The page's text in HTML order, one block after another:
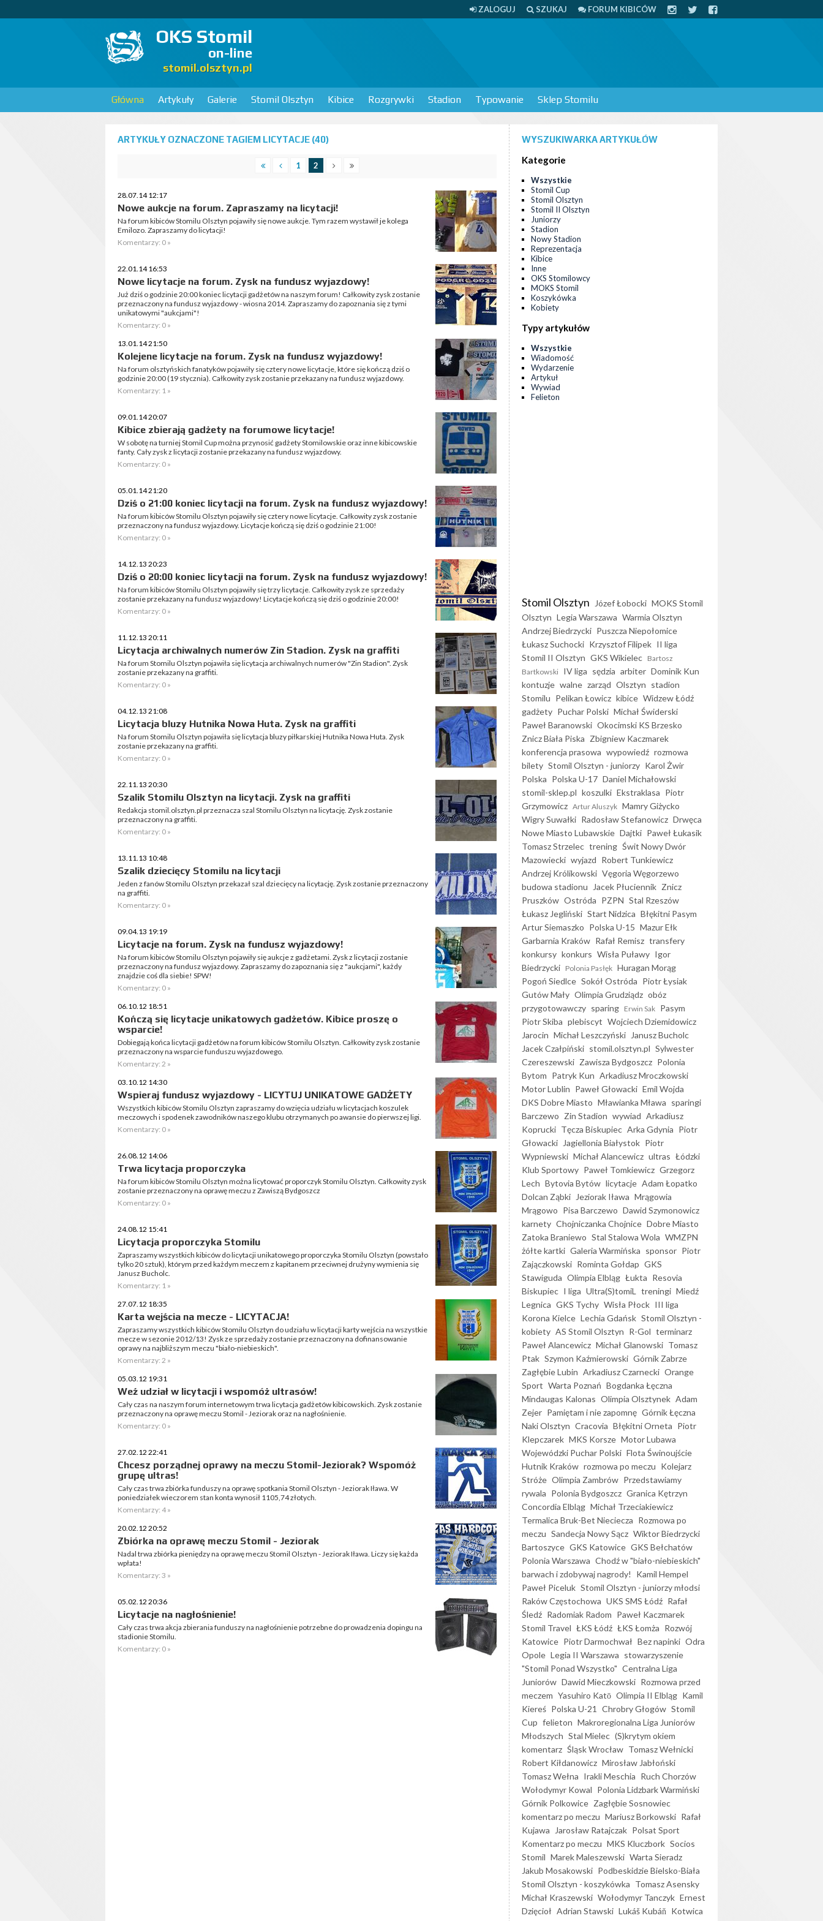
ZALOGUJ SZUKAJ FORUM KIBICÓW
OKS Stomil
on-line
stomil.olsztyn.pl
Główna Artykuły Galerie Stomil Olsztyn Kibice Rozgrywki Stadion Typowanie Sklep Stomilu
ARTYKUŁY OZNACZONE TAGIEM LICYTACJE (40)
1 2
28.07.14 12:17
Nowe aukcje na forum. Zapraszamy na licytacji!
Na forum kibiców Stomilu Olsztyn pojawiły się nowe aukcje. Tym razem wystawił je kolega
Emilozo. Zapraszamy do licytacji!
Komentarzy: 0 »
22.01.14 16:53
Nowe licytacje na forum. Zysk na fundusz wyjazdowy!
Już dziś o godzinie 20:00 koniec licytacji gadżetów na naszym forum! Całkowity zysk zostanie
przeznaczony na fundusz wyjazdowy - wiosna 2014. Zapraszamy do zapoznania się z tymi
unikatowymi "aukcjami"!
Komentarzy: 0 »
13.01.14 21:50
Kolejene licytacje na forum. Zysk na fundusz wyjazdowy!
Na forum olsztyńskich fanatyków pojawiły się cztery nowe licytacje, które się kończą dziś o
godzinie 20:00 (19 stycznia). Całkowity zysk zostanie przekazany na fundusz wyjazdowy.
Komentarzy: 1 »
09.01.14 20:07
Kibice zbierają gadżety na forumowe licytacje!
W sobotę na turniej Stomil Cup można przynosić gadżety Stomilowskie oraz inne kibicowskie
fanty. Cały zysk z licytacji zostanie przekazany na fundusz wyjazdowy.
Komentarzy: 0 »
05.01.14 21:20
Dziś o 21:00 koniec licytacji na forum. Zysk na fundusz wyjazdowy!
Na forum kibiców Stomilu Olsztyn pojawiły się cztery nowe licytacje. Całkowity zysk zostanie
przeznaczony na fundusz wyjazdowy. Licytacje kończą się dziś o godzinie 21:00!
Komentarzy: 0 »
14.12.13 20:23
Dziś o 20:00 koniec licytacji na forum. Zysk na fundusz wyjazdowy!
Na forum kibiców Stomilu Olsztyn pojawiły się trzy licytacje. Całkowity zysk ze sprzedaży
zostanie przekazany na fundusz wyjazdowy! Licytacje kończą się dziś o godzinie 20:00!
Komentarzy: 0 »
11.12.13 20:11
Licytacja archiwalnych numerów Zin Stadion. Zysk na graffiti
Na forum Stomilu Olsztyn pojawiła się licytacja archiwalnych numerów "Zin Stadion". Zysk
zostanie przekazany na graffiti.
Komentarzy: 0 »
04.12.13 21:08
Licytacja bluzy Hutnika Nowa Huta. Zysk na graffiti
Na forum Stomilu Olsztyn pojawiła się licytacja bluzy piłkarskiej Hutnika Nowa Huta. Zysk
zostanie przekazany na graffiti.
Komentarzy: 0 »
22.11.13 20:30
Szalik Stomilu Olsztyn na licytacji. Zysk na graffiti
Redakcja stomil.olsztyn.pl przeznacza szal Stomilu Olsztyn na licytację. Zysk zostanie
przeznaczony na graffiti.
Komentarzy: 0 »
13.11.13 10:48
Szalik dziecięcy Stomilu na licytacji
Jeden z fanów Stomilu Olsztyn przekazał szal dziecięcy na licytację. Zysk zostanie przeznaczony
na graffiti.
Komentarzy: 0 »
09.04.13 19:19
Licytacje na forum. Zysk na fundusz wyjazdowy!
Na forum kibiców Stomilu Olsztyn pojawiły się aukcje z gadżetami. Zysk z licytacji zostanie
przeznaczony na fundusz wyjazdowy. Zapraszamy do zapoznania się z "aukcjami", każdy
znajdzie coś dla siebie! SPW!
Komentarzy: 0 »
06.10.12 18:51
Kończą się licytacje unikatowych gadżetów. Kibice proszę o
wsparcie!
Dobiegają końca licytacji gadżetów na forum kibiców Stomilu Olsztyn. Całkowity zysk zostanie
przeznaczony na wsparcie funduszu wyjazdowego.
Komentarzy: 2 »
03.10.12 14:30
Wspieraj fundusz wyjazdowy - LICYTUJ UNIKATOWE GADŻETY
Wszystkich kibiców Stomilu Olsztyn zapraszamy do wzięcia udziału w licytacjach koszulek
meczowych i spodenek zawodników naszego klubu otrzymanych po awansie do pierwszej ligi.
Komentarzy: 0 »
26.08.12 14:06
Trwa licytacja proporczyka
Na forum kibiców Stomilu Olsztyn można licytować proporczyk Stomilu Olsztyn. Całkowity zysk
zostanie przeznaczony na oprawę meczu z Zawiszą Bydgoszcz
Komentarzy: 0 »
24.08.12 15:41
Licytacja proporczyka Stomilu
Zapraszamy wszystkich kibiców do licytacji unikatowego proporczyka Stomilu Olsztyn (powstało
tylko 20 sztuk), którym przed każdym meczem z kapitanem przeciwnej drużyny wymienia się
Janusz Bucholc.
Komentarzy: 1 »
27.07.12 18:35
Karta wejścia na mecze - LICYTACJA!
Zapraszamy wszystkich kibiców Stomilu Olsztyn do udziału w licytacji karty wejścia na wszystkie
mecze w sezonie 2012/13! Zysk ze sprzedaży zostanie przeznaczony na dofinansowanie
oprawy na najbliższym meczu "biało-niebieskich".
Komentarzy: 2 »
05.03.12 19:31
Weź udział w licytacji i wspomóż ultrasów!
Cały czas na naszym forum internetowym trwa licytacja gadżetów kibicowskich. Zysk zostanie
przeznaczony na oprawę meczu Stomil - Jeziorak oraz na nagłośnienie.
Komentarzy: 0 »
27.02.12 22:41
Chcesz porządnej oprawy na meczu Stomil-Jeziorak? Wspomóż
grupę ultras!
Cały czas trwa zbiórka funduszy na oprawę spotkania Stomil Olsztyn - Jeziorak Iława. W
poniedziałek wieczorem stan konta wynosił 1105,74 złotych.
Komentarzy: 4 »
20.02.12 20:52
Zbiórka na oprawę meczu Stomil - Jeziorak
Nadal trwa zbiórka pieniędzy na oprawę meczu Stomil Olsztyn - Jeziorak Iława. Liczy się każda
wpłata!
Komentarzy: 3 »
05.02.12 20:36
Licytacje na nagłośnienie!
Cały czas trwa akcja zbierania funduszy na nagłośnienie potrzebne do prowadzenia dopingu na
stadionie Stomilu.
Komentarzy: 0 »
WYSZUKIWARKA ARTYKUŁÓW
Kategorie
Wszystkie
Stomil Cup
Stomil Olsztyn
Stomil II Olsztyn
Juniorzy
Stadion
Nowy Stadion
Reprezentacja
Kibice
Inne
OKS Stomilowcy
MOKS Stomil
Koszykówka
Kobiety
Typy artykułów
Wszystkie
Wiadomość
Wydarzenie
Artykuł
Wywiad
Felieton
Stomil Olsztyn Józef Łobocki MOKS Stomil
Olsztyn Legia Warszawa Warmia Olsztyn
Andrzej Biedrzycki Puszcza Niepołomice
Łukasz Suchocki Krzysztof Filipek II liga
Stomil II Olsztyn GKS Wikielec Bartosz
Bartkowski IV liga sędzia arbiter Dominik Kun
kontuzje walne zarząd Olsztyn stadion
Stomilu Pelikan Łowicz kibice Widzew Łódź
gadżety Puchar Polski Michał Świderski
Paweł Baranowski Okocimski KS Brzesko
Znicz Biała Piska Zbigniew Kaczmarek
konferencja prasowa wypowiedź rozmowa
bilety Stomil Olsztyn - juniorzy Karol Żwir
Polska Polska U-17 Daniel Michałowski
stomil-sklep.pl koszulki Ekstraklasa Piotr
Grzymowicz Artur Aluszyk Mamry Giżycko
Wigry Suwałki Radosław Stefanowicz Drwęca
Nowe Miasto Lubawskie Dajtki Paweł Łukasik
Tomasz Strzelec trening Świt Nowy Dwór
Mazowiecki wyjazd Robert Tunkiewicz
Andrzej Królikowski Vęgoria Węgorzewo
budowa stadionu
Jacek Płuciennik Znicz
Pruszków Ostróda PZPN Stal Rzeszów
Łukasz Jegliński Start Nidzica Błękitni Pasym
Artur Siemaszko Polska U-15 Mazur Ełk
Garbarnia Kraków Rafał Remisz transfery
konkursy konkurs Wisła Puławy Igor
Biedrzycki Polonia Pasłęk Huragan Morąg
Pogoń Siedlce Sokół Ostróda Piotr Łysiak
Gutów Mały Olimpia Grudziądz obóz
przygotowawczy sparing Erwin Sak Pasym
Piotr Skiba plebiscyt Wojciech Dziemidowicz
Jarocin Michał Leszczyński
Janusz Bucholc
Jacek Czałpiński stomil.olsztyn.pl Sylwester
Czereszewski Zawisza Bydgoszcz Polonia
Bytom Patryk Kun Arkadiusz Mroczkowski
Motor Lublin Paweł Głowacki Emil Wojda
DKS Dobre Miasto Mławianka Mława sparingi
Barczewo Zin Stadion wywiad Arkadiusz
Koprucki Tęcza Biskupiec Arka Gdynia Piotr
Głowacki
Jagiellonia Białystok Piotr
Wypniewski Michał Alancewicz ultras Łódzki
Klub Sportowy Paweł Tomkiewicz Grzegorz
Lech Bytovia Bytów licytacje Adam Łopatko
Dolcan Ząbki
Jeziorak Iława Mrągowia
Mrągowo Pisa Barczewo Dawid Szymonowicz
karnety Chojniczanka Chojnice Dobre Miasto
Zatoka Braniewo Stal Stalowa Wola WMZPN
żółte kartki Galeria Warmińska sponsor Piotr
Zajączkowski Rominta Gołdap GKS
Stawiguda Olimpia Elbląg Łukta Resovia
Biskupiec I liga Ultra(S)tomiL treningi Miedź
Legnica GKS Tychy Wisła Płock III liga
Korona Kielce Lechia Gdańsk Stomil Olsztyn -
kobiety AS Stomil Olsztyn R-Gol terminarz
Paweł Alancewicz Michał Glanowski Tomasz
Ptak Szymon Kaźmierowski Górnik Zabrze
Zagłębie Lubin Arkadiusz Czarnecki Orange
Sport Warta Poznań Bogdanka Łęczna
Mindaugas Kalonas Olimpia Olsztynek Adam
Zejer Pamiętam i nie zapomnę Górnik Łęczna
Naki Olsztyn Cracovia Błękitni Orneta Piotr
Klepczarek MKS Korsze Motor Lubawa
Wojewódzki Puchar Polski Flota Świnoujście
Hutnik Kraków rozmowa po meczu Kolejarz
Stróże Olimpia Zambrów Przedstawiamy
rywala Polonia Bydgoszcz Granica Kętrzyn
Concordia Elbląg Michał Trzeciakiewicz
Termalica Bruk-Bet Nieciecza Rozmowa po
meczu Sandecja Nowy Sącz Wiktor Biedrzycki
Bartoszyce GKS Katowice GKS Bełchatów
Polonia Warszawa Chodź w "biało-niebieskich"
barwach i zdobywaj nagrody!
Kamil Hempel
Paweł Piceluk Stomil Olsztyn - juniorzy młodsi
Raków Częstochowa UKS SMS Łódź Rafał
Śledź Radomiak Radom Paweł Kaczmarek
Stomil Travel ŁKS Łódź ŁKS Łomża Rozwój
Katowice Piotr Darmochwał Bez napinki Odra
Opole Legia II Warszawa stowarzyszenie
"Stomil Ponad Wszystko" Centralna Liga
Juniorów Dawid Mieczkowski Rozmowa przed
meczem Yasuhiro Katō Olimpia II Elbląg Kamil
Kiereś Polska U-21 Chrobry Głogów Stomil
Cup felieton Makroregionalna Liga Juniorów
Młodszych Stal Mielec (S)krytym okiem
komentarz Śląsk Wrocław Tomasz Wełnicki
Robert Kiłdanowicz Mirosław Jabłoński
Tomasz Wełna Irakli Meschia Ruch Chorzów
Wołodymyr Kowal Polonia Lidzbark Warmiński
Górnik Polkowice Zagłębie Sosnowiec
komentarz po meczu Mariusz Borkowski Rafał
Kujawa
Jarosław Ratajczak Polsat Sport
Komentarz po meczu MKS Kluczbork Socios
Stomil Marek Maleszewski Warta Sieradz
Jakub Mosakowski Podbeskidzie Bielsko-Biała
Stomil Olsztyn - koszykówka Tomasz Asensky
Michał Kraszewski Wołodymyr Tanczyk Ernest
Dzięcioł Adrian Stawski Lukáš Kubáň Kotwica